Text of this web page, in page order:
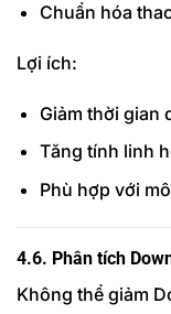
Chuẩn hóa
Lợi ích:
Giảm thời gian
Tăng tính linh
Phù hợp với
4.6. Phân tích
Không thể giảm